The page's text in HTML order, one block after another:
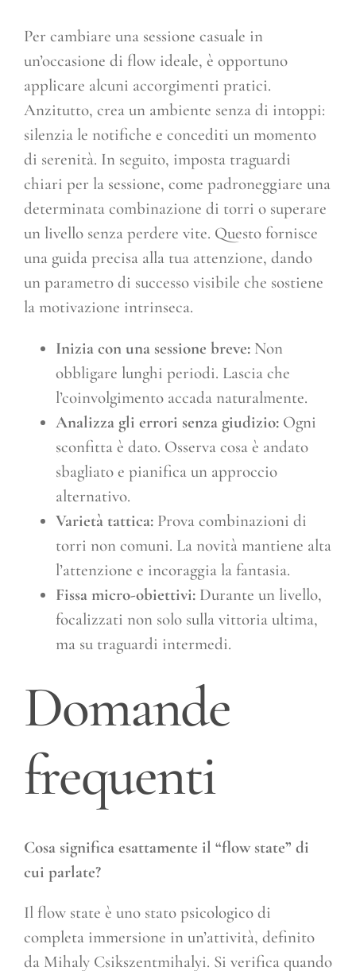
Per cambiare una sessione casuale in
un’occasione di flow ideale, è opportuno
applicare alcuni accorgimenti pratici.
Anzitutto, crea un ambiente senza di intoppi:
silenzia le notifiche e concediti un momento
di serenità. In seguito, imposta traguardi
chiari per la sessione, come padroneggiare una
determinata combinazione di torri o superare
un livello senza perdere vite. Questo fornisce
una guida precisa alla tua attenzione, dando
un parametro di successo visibile che sostiene
la motivazione intrinseca.
Inizia con una sessione breve: Non
obbligare lunghi periodi. Lascia che
l’coinvolgimento accada naturalmente.
Analizza gli errori senza giudizio: Ogni
sconfitta è dato. Osserva cosa è andato
sbagliato e pianifica un approccio
alternativo.
Varietà tattica: Prova combinazioni di
torri non comuni. La novità mantiene alta
l’attenzione e incoraggia la fantasia.
Fissa micro-obiettivi: Durante un livello,
focalizzati non solo sulla vittoria ultima,
ma su traguardi intermedi.
Domande
frequenti
Cosa significa esattamente il “flow state” di
cui parlate?
Il flow state è uno stato psicologico di
completa immersione in un’attività, definito
da Mihaly Csikszentmihalyi. Si verifica quando